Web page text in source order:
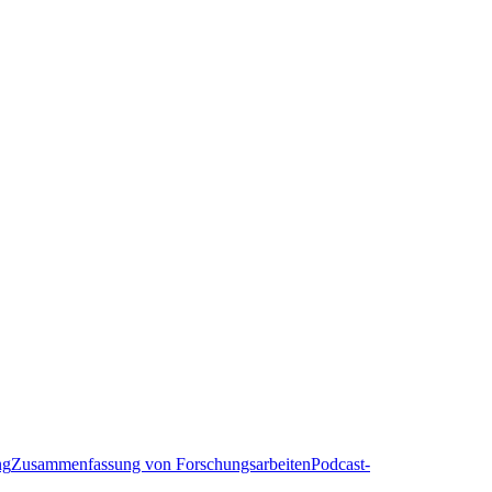
Zusammenfassung von ForschungsarbeitenPodcast-